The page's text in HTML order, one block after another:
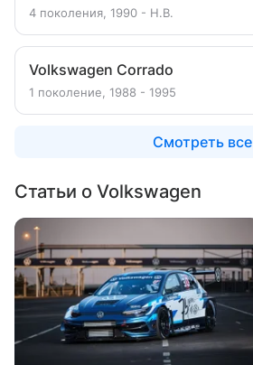
4 поколения, 1990 - Н.В.
Volkswagen Corrado
1 поколение, 1988 - 1995
Смотреть все
Статьи о Volkswagen